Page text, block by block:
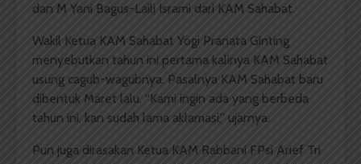
dan M Yani Bagus-Laili Isrami dari KAM Sahabat.
Wakil Ketua KAM Sahabat Yogi Pranata Ginting
menyebutkan tahun ini pertama kalinya KAM Sahabat
usung cagub-wagubnya. Pasalnya KAM Sahabat baru
dibentuk Maret lalu. “Kami ingin ada yang berbeda
tahun ini, kan sudah lama aklamasi,” ujarnya.
Pun juga dirasakan Ketua KAM Rabbani FPsi Arief Tri